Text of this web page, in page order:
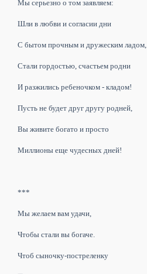
Мы серьезно о том заявляем:
Шли в любви и согласии дни
С бытом прочным и дружеским ладом,
Стали гордостью, счастьем родни
И разжились ребеночком - кладом!
Пусть не будет друг другу родней,
Вы живите богато и просто
Миллионы еще чудесных дней!
***
Мы желаем вам удачи,
Чтобы стали вы богаче.
Чтоб сыночку-постреленку